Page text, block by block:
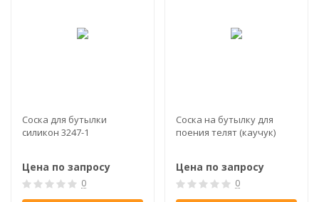
Соска для бутылки
силикон 3247-1
Цена по запросу
0
Соска на бутылку для
поения телят (каучук)
Цена по запросу
0